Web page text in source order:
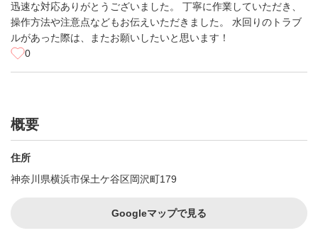
迅速な対応ありがとうございました。 丁寧に作業していただき、
操作方法や注意点などもお伝えいただきました。 水回りのトラブ
ルがあった際は、またお願いしたいと思います！
0
概要
住所
神奈川県横浜市保土ケ谷区岡沢町179
Googleマップで見る